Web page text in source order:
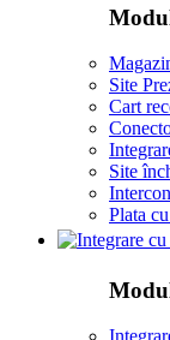
Site
Cart
Site
Plata